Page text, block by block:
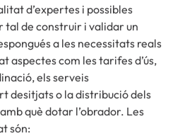
d’expertes i possibles
tal de construir i validar un
a les necessitats reals
aspectes com les tarifes d’ús,
els serveis
desitjats o la distribució dels
què dotar l’obrador. Les
són: